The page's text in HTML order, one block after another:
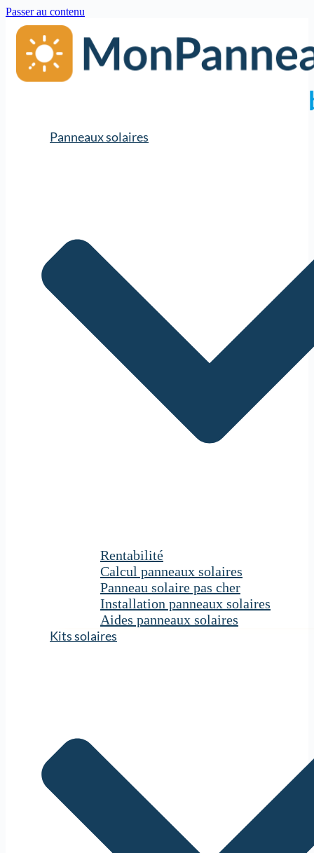
Passer au contenu
Panneaux solaires
Rentabilité
Calcul panneaux solaires
Panneau solaire pas cher
Installation panneaux solaires
Aides panneaux solaires
Kits solaires